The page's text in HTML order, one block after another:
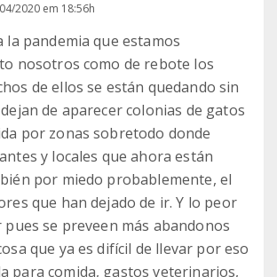
2020 em 18:56h
la pandemia que estamos
nosotros como de rebote los
de ellos se están quedando sin
de aparecer colonias de gatos
por zonas sobretodo donde
y locales que ahora están
por miedo probablemente, el
que han dejado de ir. Y lo peor
se preveen más abandonos
que ya es difícil de llevar por eso
para comida, gastos veterinarios,